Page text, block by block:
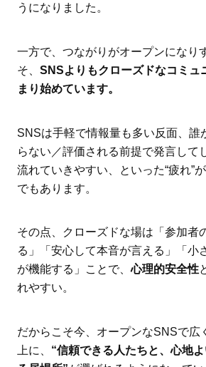
うになりました。
一方で、つながりがオープンになり
そ、 SNSよりもクローズドなコミュ
まり始めています。
SNSは手軽で情報量も多い反面、誰
らない／評価される前提で発言して
流れていきやすい、といった“疲れ”
でもあります。
その点、クローズドな場は「参加者
る」「安心して本音が言える」「小
が機能する」ことで、心理的安全性
れやすい。
だからこそ今、オープンなSNSで広
上に、 “信頼できる人たちと、心地